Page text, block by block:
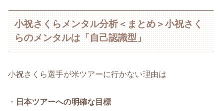
小祝さくらメンタル分析＜まとめ＞小祝さく
らのメンタルは「自己認識型」
小祝さくら選手が米ツアーに行かない理由は
・ 日本ツアーへの明確な目標